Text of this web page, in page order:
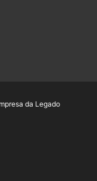
da Legado